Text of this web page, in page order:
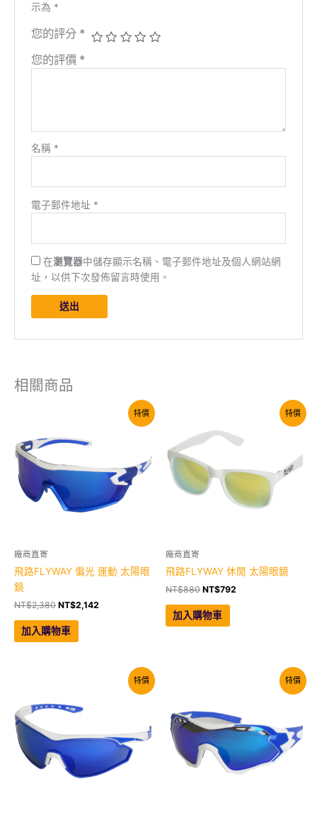
示為 *
您的評分 *
您的評價 *
名稱 *
電子郵件地址 *
在瀏覽器中儲存顯示名稱、電子郵件地址及個人網站網
址，以供下次發佈留言時使用。
相關商品
特價
廠商直寄
飛路FLYWAY 偏光 運動 太陽眼
鏡
NT$2,380 原
價
格：
NT$2,142
加入購物車
特價
廠商直寄
飛路FLYWAY 休閒 太陽眼鏡
NT$880 原
價
格：
NT$792
加入購物車
特價 特價